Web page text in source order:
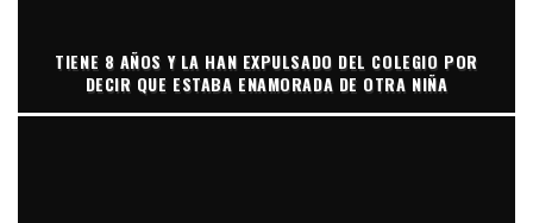
TIENE 8 AÑOS Y LA HAN EXPULSADO DEL COLEGIO POR
DECIR QUE ESTABA ENAMORADA DE OTRA NIÑA